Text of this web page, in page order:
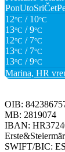
PonUtoSriČet
12°C / 10°C
13°C / 9°C
12°C / 7°C
13°C / 7°C
13°C / 9°C
Marina, HR
OIB:
MB: 2819074
IBAN:
SWIFT/BIC: